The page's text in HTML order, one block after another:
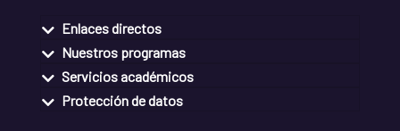
Enlaces directos
Nuestros programas
Servicios académicos
Protección de datos